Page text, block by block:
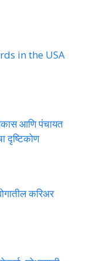
in the USA
आणि पंचायत
दृष्टिकोण
करिअर